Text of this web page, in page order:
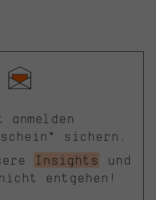
anmelden
sichern.
Insights
und
entgehen!